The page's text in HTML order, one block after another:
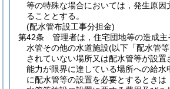
等の特殊な場合においては，発生原因
ることとする。
(配水管布設工事分担金)
第42条
管理者は，住宅団地等の造成
水管その他の水道施設(以下「配水管
されていない場所又は配水管等が設置
能力が限界に達している場所への給水
に配水管等の設置を必要とするときは